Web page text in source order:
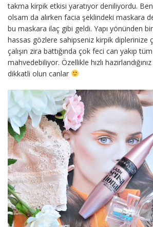
takma kirpik etkisi yaratıyor deniliyordu. Ben
olsam da alırken facia şeklindeki maskara
bu maskara ilaç gibi geldi. Yapı yönünden
hassas gözlere sahipseniz kirpik diplerinize
çalışın zira battığında çok feci can yakıp
mahvedebiliyor. Özellikle hızlı
dikkatli olun canlar